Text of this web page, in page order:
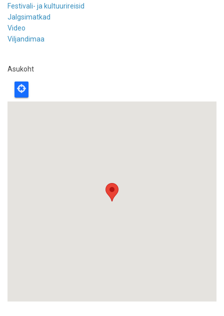
Festivali- ja kultuurireisid
Jalgsimatkad
Video
Viljandimaa
Asukoht